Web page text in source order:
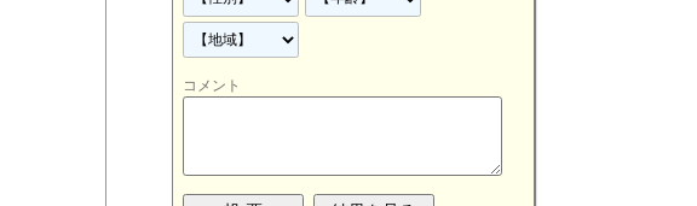
コメント